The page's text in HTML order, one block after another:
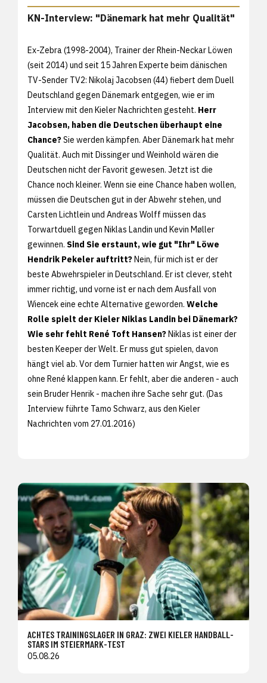
KN-Interview: "Dänemark hat mehr Qualität"
Ex-Zebra (1998-2004), Trainer der Rhein-Neckar Löwen
(seit 2014) und seit 15 Jahren Experte beim dänischen
TV-Sender TV2: Nikolaj Jacobsen (44) fiebert dem Duell
Deutschland gegen Dänemark entgegen, wie er im
Interview mit den Kieler Nachrichten gesteht. Herr
Jacobsen, haben die Deutschen überhaupt eine
Chance?Sie werden kämpfen. Aber Dänemark hat mehr
Qualität. Auch mit Dissinger und Weinhold wären die
Deutschen nicht der Favorit gewesen. Jetzt ist die
Chance noch kleiner. Wenn sie eine Chance haben wollen,
müssen die Deutschen gut in der Abwehr stehen, und
Carsten Lichtlein und Andreas Wolff müssen das
Torwartduell gegen Niklas Landin und Kevin Møller
gewinnen. Sind Sie erstaunt, wie gut "Ihr" Löwe
Hendrik Pekeler auftritt?Nein, für mich ist er der
beste Abwehrspieler in Deutschland. Er ist clever, steht
immer richtig, und vorne ist er nach dem Ausfall von
Wiencek eine echte Alternative geworden. Welche
Rolle spielt der Kieler Niklas Landin bei Dänemark?
Wie sehr fehlt René Toft Hansen?Niklas ist einer der
besten Keeper der Welt. Er muss gut spielen, davon
hängt viel ab. Vor dem Turnier hatten wir Angst, wie es
ohne René klappen kann. Er fehlt, aber die anderen - auch
sein Bruder Henrik - machen ihre Sache sehr gut. (Das
Interview führte Tamo Schwarz, aus den Kieler
Nachrichten vom 27.01.2016)
ACHTES TRAININGSLAGER IN GRAZ: ZWEI KIELER HANDBALL-
STARS IM STEIERMARK-TEST
05.08.26